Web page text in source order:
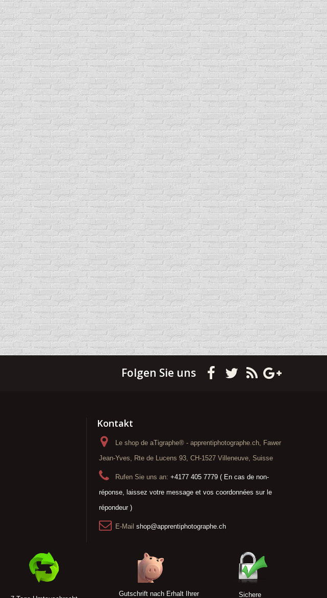
Folgen Sie uns
Kontakt
Le shop de aTigraphe® - apprentiphotographe.ch, Fawer
Jean-Yves, Rte de Lucens 93, CH-1527 Villeneuve, Suisse
Rufen Sie uns an: +4177 405 7779 ( En cas de non-
réponse, laissez votre message et vos coordonnées sur le
répondeur )
E-Mail shop@apprentiphotographe.ch
Gutschrift nach Erhalt Ihrer Sichere